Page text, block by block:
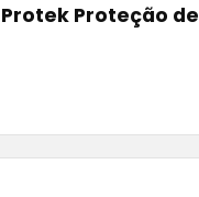
Proteção de